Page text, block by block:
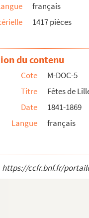
français
1417 pièces
du contenu
Cote
M-DOC-5
Titre
Fêtes de
Date
1841-1869
Langue
français
https://ccfr.bnf.fr/